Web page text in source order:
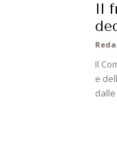
Il
Il
e
dalle